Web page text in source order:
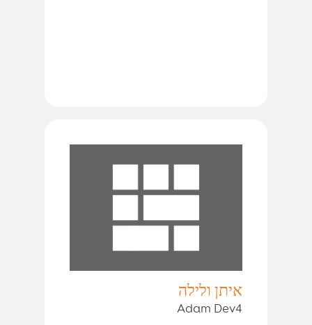
איתן ולילה
Adam Dev4